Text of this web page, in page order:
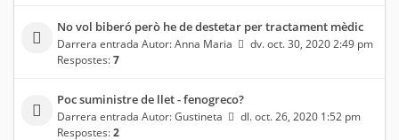
No vol biberó però he de destetar per tractament mèdic
Darrera entrada Autor:Anna Maria
dv. oct. 30, 2020 2:49 pm
Respostes:7
Poc suministre de llet - fenogreco?
Darrera entrada Autor:Gustineta
dl. oct. 26, 2020 1:52 pm
Respostes:2